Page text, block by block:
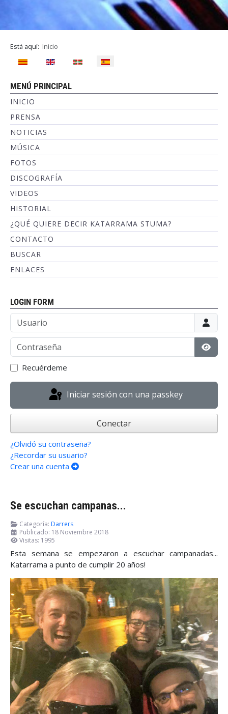
Está aquí: Inicio
Seleccione su idioma
MENÚ PRINCIPAL
INICIO
PRENSA
NOTICIAS
MÚSICA
FOTOS
DISCOGRAFÍA
VIDEOS
HISTORIAL
¿QUÉ QUIERE DECIR KATARRAMA STUMA?
CONTACTO
BUSCAR
ENLACES
LOGIN FORM
Usuario
Contraseña
Recuérdeme
Iniciar sesión con una passkey
Conectar
¿Olvidó su contraseña?
¿Recordar su usuario?
Crear una cuenta
Se escuchan campanas...
Categoría: Darrers
Publicado: 18 Noviembre 2018
Visitas: 1995
Esta semana se empezaron a escuchar campanadas...
Katarrama a punto de cumplir 20 años!